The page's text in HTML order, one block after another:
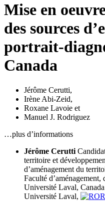
Mise en
des sources
portrait-
Canada
Jérôme Cerutti,
Irène Abi-Zeid,
Roxane Lavoie et
Manuel J. Rodriguez
…plus d’informations
Jérôme Cerutti
territoire et
d’aménagement du
Faculté d’aménagement,
Université Laval, Canada
Université Laval,